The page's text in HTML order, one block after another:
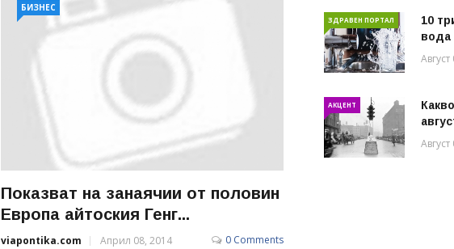
БИЗНЕС
Показват на занаячии от половин
Европа айтоския Генг...
viapontika.com Април 08, 2014 0 Comments
ЗДРАВЕН ПОРТАЛ
10
вода
АКЦЕНТ